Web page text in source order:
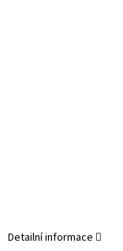
Detailní informace